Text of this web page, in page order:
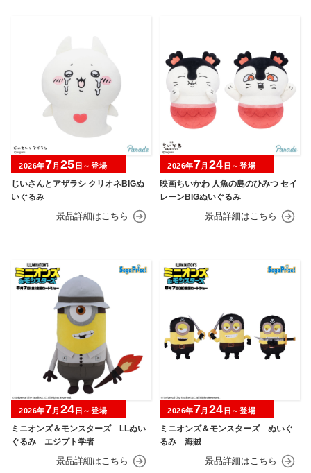
じいさんとアザラシ クリオネBIGぬ
いぐるみ
2026年7月 25 日～登場
映画ちいかわ 人魚の島のひみつ セイ
レーンBIGぬいぐるみ
2026年7月 24 日～登場
ミニオンズ＆モンスターズ LLぬい
ぐるみ エジプト学者
2026年7月 24 日～登場
ミニオンズ＆モンスターズ ぬいぐ
るみ 海賊
2026年7月 24 日～登場